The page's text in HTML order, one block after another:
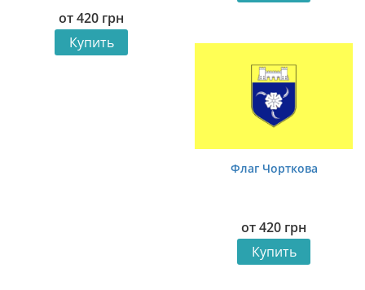
от420 грн
Купить
Флаг Чорткова
от420 грн
Купить